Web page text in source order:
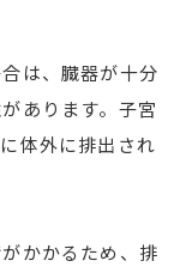
は、臓器が十分
あります。子宮
体外に排出され
かかるため、排